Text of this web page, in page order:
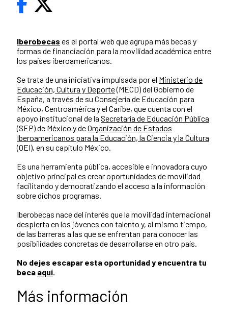
Iberobecas es el portal web que agrupa más becas y
formas de financiación para la movilidad académica entre
los países iberoamericanos.
Se trata de una iniciativa impulsada por el Ministerio de
Educación, Cultura y Deporte(MECD) del Gobierno de
España, a través de su Consejería de Educación para
México, Centroamérica y el Caribe, que cuenta con el
apoyo institucional de la Secretaría de Educación Pública
(SEP) de México y deOrganización de Estados
Iberoamericanos para la Educación, la Ciencia y la Cultura
(OEI), en su capítulo México.
Es una herramienta pública, accesible e innovadora cuyo
objetivo principal es crear oportunidades de movilidad
facilitando y democratizando el acceso a la información
sobre dichos programas.
Iberobecas nace del interés que la movilidad internacional
despierta en los jóvenes con talento y, al mismo tiempo,
de las barreras a las que se enfrentan para conocer las
posibilidades concretas de desarrollarse en otro país.
No dejes escapar esta oportunidad y encuentra tu
beca aquí.
Más información